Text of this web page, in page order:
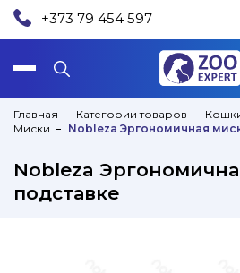
+373 79 454 597
Главная Категории товаров
Миски
Nobleza Эргономичная
Nobleza
подставке